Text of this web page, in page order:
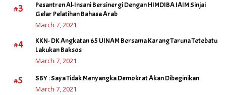
#3
Pesantren Al-Insani Bersinergi Dengan HIMDIBA IAIM Sinjai
Gelar Pelatihan Bahasa Arab
March 7, 2021
#4
KKN- DK Angkatan 65 UINAM Bersama Karang Taruna Tetebatu
Lakukan Baksos
March 7, 2021
#5 SBY : Saya Tidak Menyangka Demokrat Akan Dibeginikan
March 7, 2021